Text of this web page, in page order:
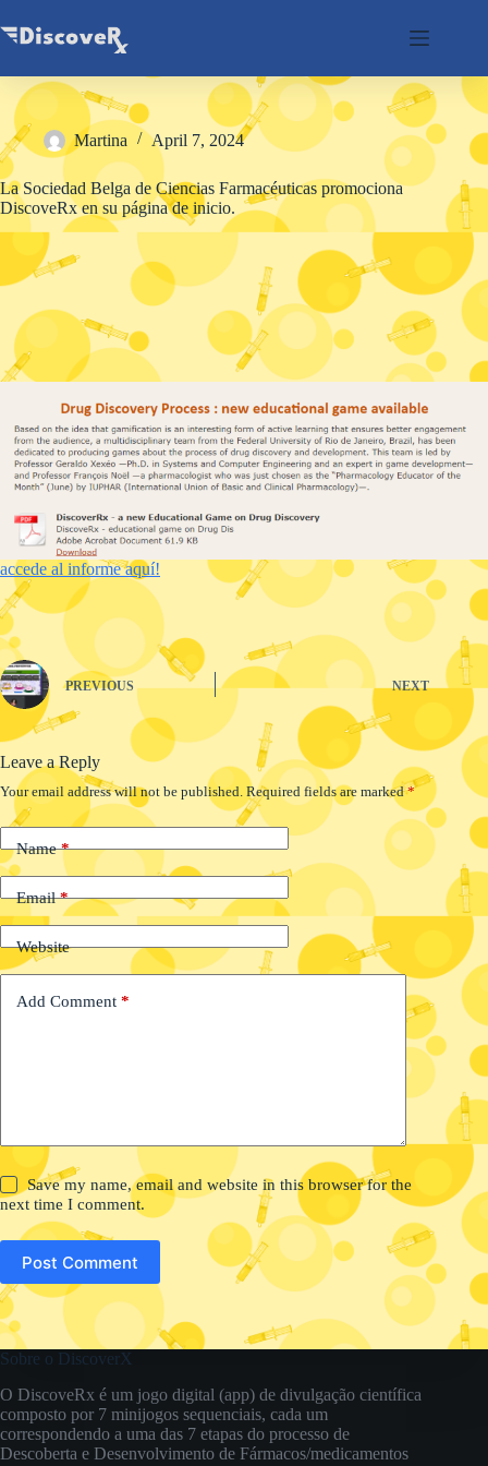
to
content
Martina April 7, 2024
La Sociedad Belga de Ciencias Farmacéuticas promociona
DiscoveRx en su página de inicio.
accede al informe aquí!
PREVIOUS NEXT
Leave a Reply
Your email address will not be published. Required fields are marked*
Name*
Email*
Website
Add Comment *
Save my name, email and website in this browser for the
next time I comment.
Post Comment
Sobre o DiscoverX
O DiscoveRx é um jogo digital (app) de divulgação científica
composto por 7 minijogos sequenciais, cada um
correspondendo a uma das 7 etapas do processo de
Descoberta e Desenvolvimento de Fármacos/medicamentos